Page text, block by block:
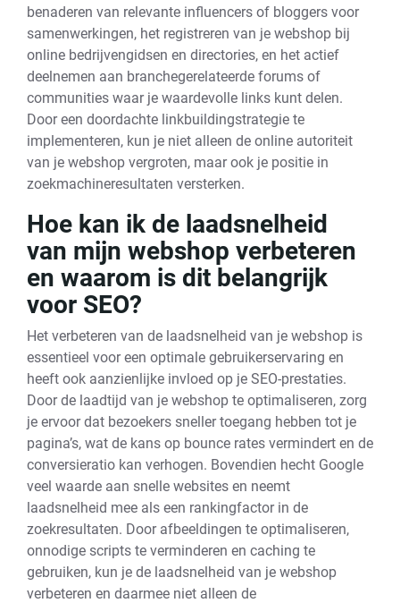
benaderen van relevante influencers of bloggers voor
samenwerkingen, het registreren van je webshop bij
online bedrijvengidsen en directories, en het actief
deelnemen aan branchegerelateerde forums of
communities waar je waardevolle links kunt delen.
Door een doordachte linkbuildingstrategie te
implementeren, kun je niet alleen de online autoriteit
van je webshop vergroten, maar ook je positie in
zoekmachineresultaten versterken.
Hoe kan ik de laadsnelheid
van mijn webshop verbeteren
en waarom is dit belangrijk
voor SEO?
Het verbeteren van de laadsnelheid van je webshop is
essentieel voor een optimale gebruikerservaring en
heeft ook aanzienlijke invloed op je SEO-prestaties.
Door de laadtijd van je webshop te optimaliseren, zorg
je ervoor dat bezoekers sneller toegang hebben tot je
pagina’s, wat de kans op bounce rates vermindert en de
conversieratio kan verhogen. Bovendien hecht Google
veel waarde aan snelle websites en neemt
laadsnelheid mee als een rankingfactor in de
zoekresultaten. Door afbeeldingen te optimaliseren,
onnodige scripts te verminderen en caching te
gebruiken, kun je de laadsnelheid van je webshop
verbeteren en daarmee niet alleen de